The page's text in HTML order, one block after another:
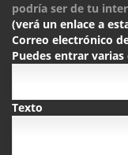
podría ser de tu
(verá un enlace a
Correo electrónico
Puedes entrar
Texto